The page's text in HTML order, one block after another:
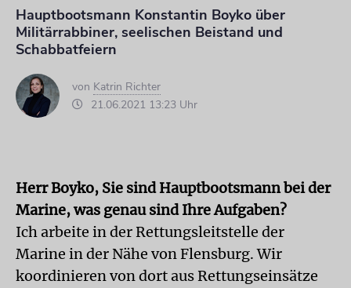
Hauptbootsmann Konstantin Boyko über
Militärrabbiner, seelischen Beistand und
Schabbatfeiern
von Katrin Richter
21.06.2021 13:23 Uhr
Herr Boyko, Sie sind Hauptbootsmann bei der
Marine, was genau sind Ihre Aufgaben?
Ich arbeite in der Rettungsleitstelle der
Marine in der Nähe von Flensburg. Wir
koordinieren von dort aus Rettungseinsätze